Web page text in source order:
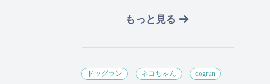
もっと見る
ドッグラン ネコちゃん dogrun